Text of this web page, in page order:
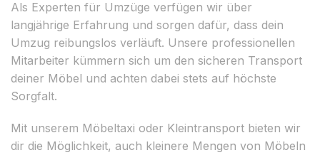
Als Experten für Umzüge verfügen wir über
langjährige Erfahrung und sorgen dafür, dass dein
Umzug reibungslos verläuft. Unsere professionellen
Mitarbeiter kümmern sich um den sicheren Transport
deiner Möbel und achten dabei stets auf höchste
Sorgfalt.
Mit unserem Möbeltaxi oder Kleintransport bieten wir
dir die Möglichkeit, auch kleinere Mengen von Möbeln